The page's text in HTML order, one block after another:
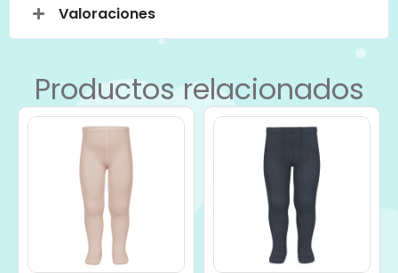
Valoraciones
Productos relacionados